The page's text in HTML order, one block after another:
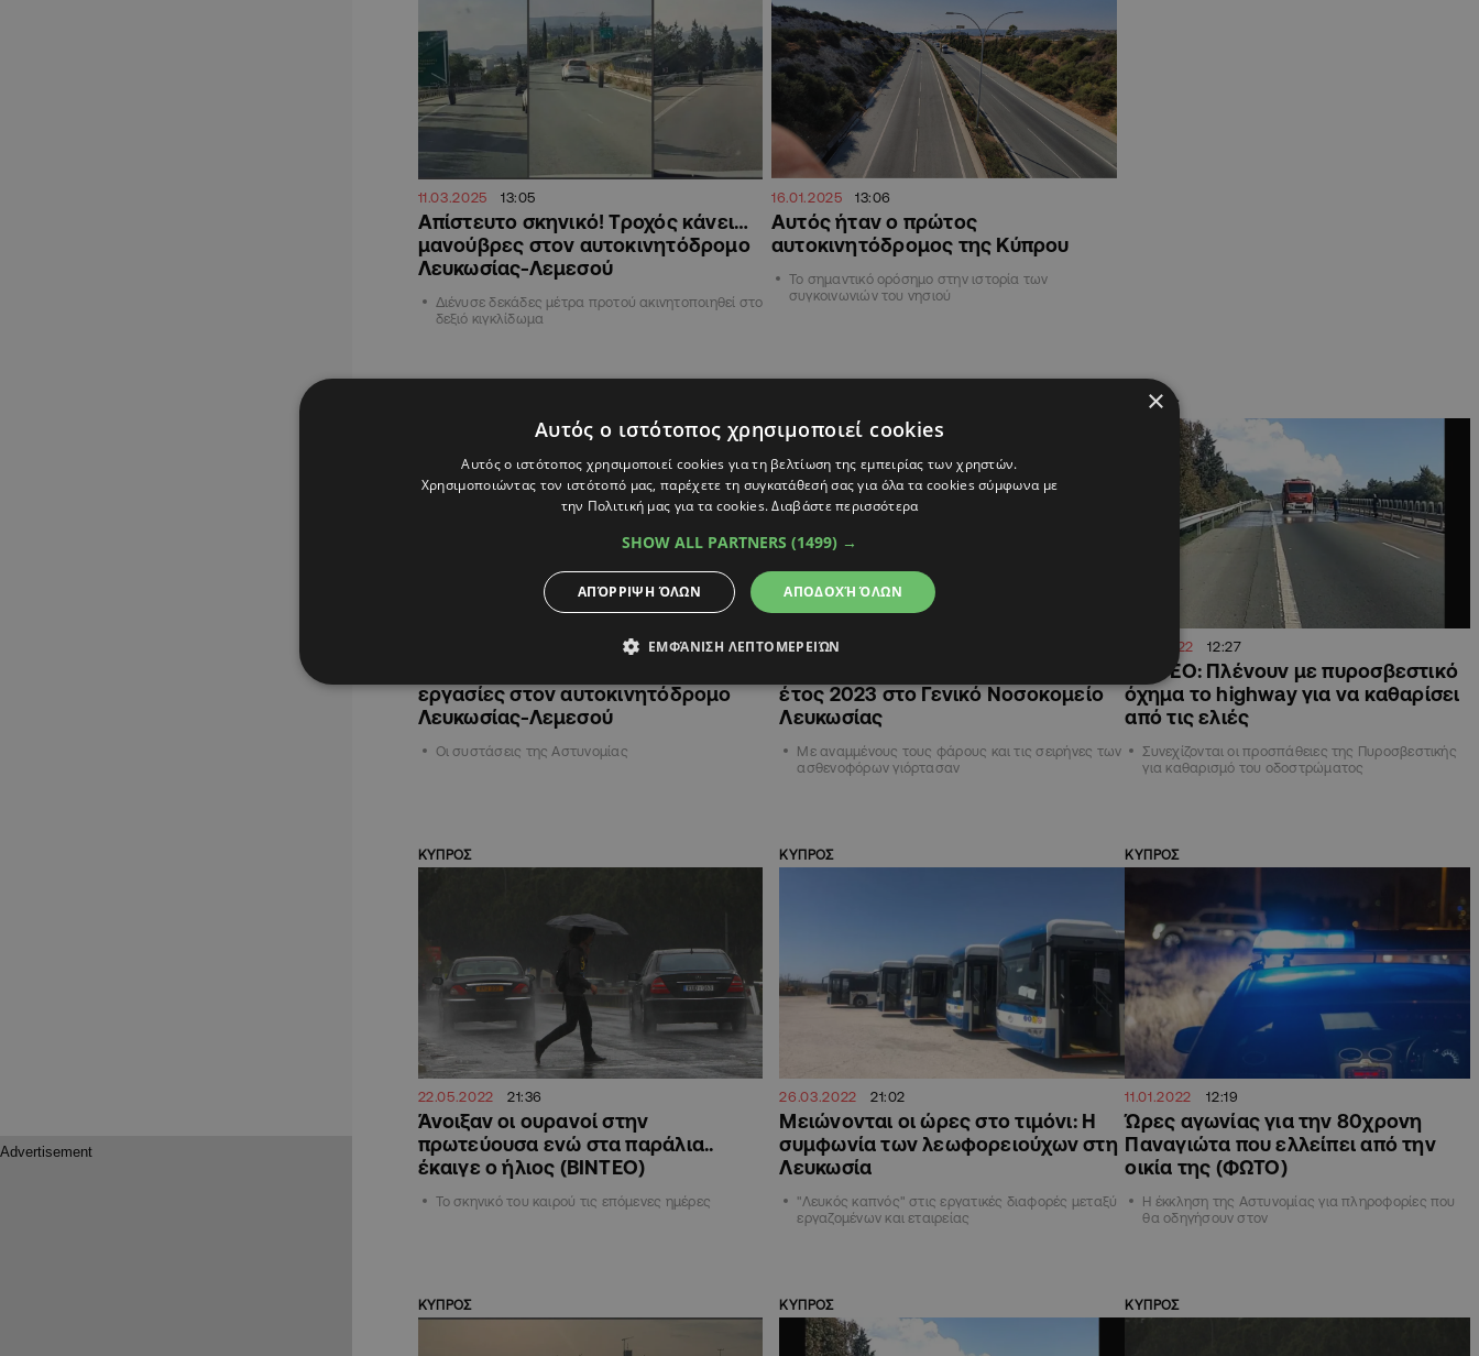
11.03.2025 13:05
Απίστευτο σκηνικό! Τροχός κάνει…
μανούβρες στον αυτοκινητόδρομο
Λευκωσίας-Λεμεσού
Διένυσε δεκάδες μέτρα προτού ακινητοποιηθεί στο
δεξιό κιγκλίδωμα
16.01.2025 13:06
Αυτός ήταν ο πρώτος
αυτοκινητόδρομος της Κύπρου
Το σημαντικό ορόσημο στην ιστορία των
συγκοινωνιών του νησιού
εργασίες στον αυτοκινητόδρομο
Λευκωσίας-Λεμεσού
Οι συστάσεις της Αστυνομίας
01.01.2023
έτος 2023 στο Γενικό Νοσοκομείο
Λευκωσίας
Με αναμμένους τους φάρους και τις σειρήνες των
ασθενοφόρων γιόρτασαν
ΚΥΠΡΟΣ
22.11.2022 12:27
ΒΙΝΤΕΟ: Πλένουν με πυροσβεστικό
όχημα το highway για να καθαρίσει
από τις ελιές
Συνεχίζονται οι προσπάθειες της Πυροσβεστικής
για καθαρισμό του οδοστρώματος
ΚΥΠΡΟΣ
22.05.2022 21:36
Άνοιξαν οι ουρανοί στην
πρωτεύουσα ενώ στα παράλια..
έκαιγε ο ήλιος (ΒΙΝΤΕΟ)
Το σκηνικό του καιρού τις επόμενες ημέρες
ΚΥΠΡΟΣ
26.03.2022 21:02
Μειώνονται οι ώρες στο τιμόνι: Η
συμφωνία των λεωφορειούχων στη
Λευκωσία
"Λευκός καπνός" στις εργατικές διαφορές μεταξύ
εργαζομένων και εταιρείας
ΚΥΠΡΟΣ
11.01.2022 12:19
Ώρες αγωνίας για την 80χρονη
Παναγιώτα που ελλείπει από την
οικία της (ΦΩΤΟ)
Η έκκληση της Αστυνομίας για πληροφορίες που
θα οδηγήσουν στον
ΚΥΠΡΟΣ ΚΥΠΡΟΣ ΚΥΠΡΟΣ
×
Αυτός ο ιστότοπος χρησιμοποιεί cookies
Αυτός ο ιστότοπος χρησιμοποιεί cookies για τη βελτίωση της εμπειρίας των χρηστών.
Χρησιμοποιώντας τον ιστότοπό μας, παρέχετε τη συγκατάθεσή σας για όλα τα cookies σύμφωνα με
την Πολιτική μας για τα cookies.Διαβάστε περισσότερα
SHOW ALL PARTNERS (1499) →
ΑΠΟΔΟΧΉ ΌΛΩΝ
ΑΠΌΡΡΙΨΗ ΌΛΩΝ
ΕΜΦΆΝΙΣΗ ΛΕΠΤΟΜΕΡΕΙΏΝ